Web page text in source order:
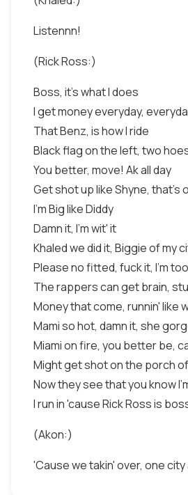
Listennn!
(Rick Ross:)
Boss, it's what I does
I get money everyday,
That Benz, is how I ride
Black flag on the left, two
You better, move! Ak all day
Get shot up like Shyne, that's
I'm Big like Diddy
Damn it, I'm wit' it
Khaled we did it, Biggie of my
Please no fitted, fuck it, I'm
The rappers can get brain,
Money that come, runnin' like
Mami so hot, damn it, she
Miami on fire, you better be,
Might get shot on the porch
Now they see that you know
I run in 'cause Rick Ross is
(Akon:)
'Cause we takin' over, one city